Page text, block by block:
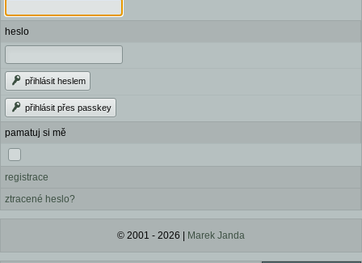
heslo
přihlásit heslem
přihlásit přes passkey
pamatuj si mě
registrace
ztracené heslo?
© 2001 - 2026 | Marek Janda